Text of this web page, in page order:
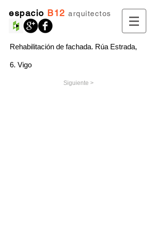
espacio B12 arquitectos
Rehabilitación de fachada. Rúa Estrada,
6. Vigo
Siguiente >